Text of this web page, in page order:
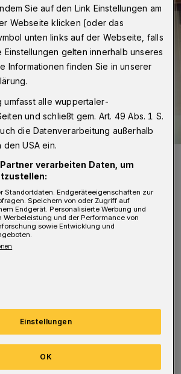
der Bauphase
in die Friedhofskirche an der
Die Orgelvespern sind wie
Die 25.
mit einem festlichen
am 3. Juli um 18 Uhr
Sie auf den Link Einstellungen am
Webseite klicken [oder das
unten links auf der Webseite, falls
Einstellungen gelten innerhalb unseres
Informationen finden Sie in unserer
umfasst alle wuppertaler-
und schließt gem. Art. 49 Abs. 1 S.
die Datenverarbeitung außerhalb
den USA ein.
verarbeiten Daten, um
Standortdaten. Endgeräteeigenschaften zur
Speichern von oder Zugriff auf
Endgerät. Personalisierte Werbung und
Werbeleistung und der Performance von
sowie Entwicklung und
Einstellungen
OK